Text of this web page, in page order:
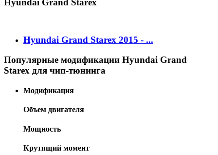
Hyundai Grand Starex 2015 - ...
Популярные модификации Hyundai Grand
Starex для чип-тюнинга
Модификация
Объем двигателя
Мощность
Крутящий момент